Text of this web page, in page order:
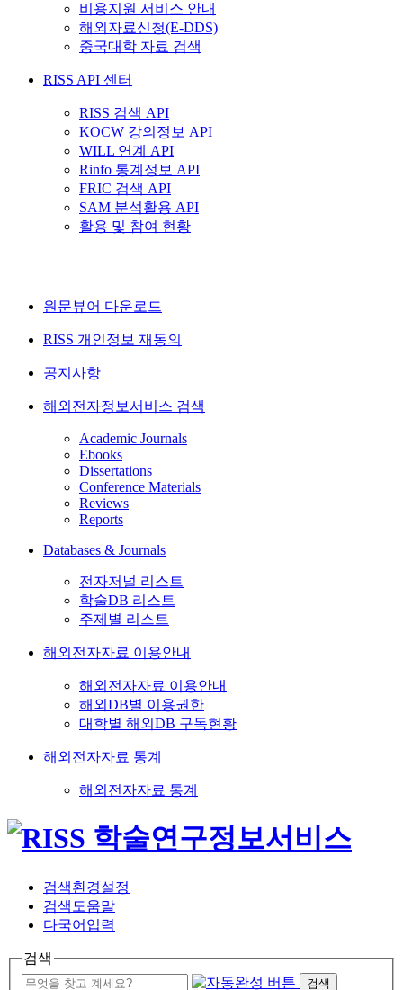
비용지원 서비스 안내
해외자료신청(E-DDS)
중국대학 자료 검색
RISS API 센터
RISS 검색 API
KOCW 강의정보 API
WILL 연계 API
Rinfo 통계정보 API
FRIC 검색 API
SAM 분석활용 API
활용 및 참여 현황
원문뷰어 다운로드
RISS 개인정보 재동의
공지사항
해외전자정보서비스 검색
Academic Journals
Ebooks
Dissertations
Conference Materials
Reviews
Reports
Databases & Journals
전자저널 리스트
학술DB 리스트
주제별 리스트
해외전자자료 이용안내
해외전자자료 이용안내
해외DB별 이용권한
대학별 해외DB 구독현황
해외전자자료 통계
해외전자자료 통계
검색환경설정
검색도움말
다국어입력
검색
검색